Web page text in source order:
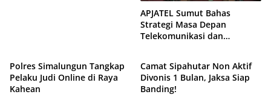
APJATEL Sumut Bahas
Strategi Masa Depan
Telekomunikasi dan
Polres Simalungun Tangkap
Pelaku Judi Online di Raya
Kahean
Hukum & Kriminal
Camat Sipahutar Non Aktif
Divonis 1 Bulan, Jaksa Siap
Banding!
Otomotif Daerah